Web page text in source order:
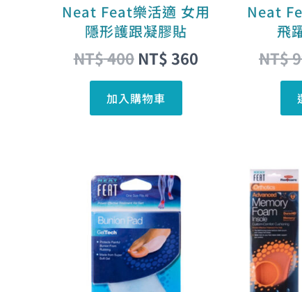
Neat Feat樂活適 女用
隱形護跟凝膠貼
NT$400 NT$ 360
加入購物車
Neat
飛
NT$
原
始
價
格：
NT$ 700。 NT$ 630。